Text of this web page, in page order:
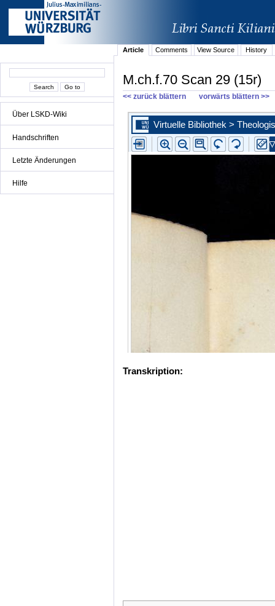
Über LSKD-Wiki
Handschriften
Letzte Änderungen
Hilfe
Article Comments View Source History
M.ch.f.70 Scan 29 (15r)
<< zurück blättern vorwärts blättern >>
Transkription: